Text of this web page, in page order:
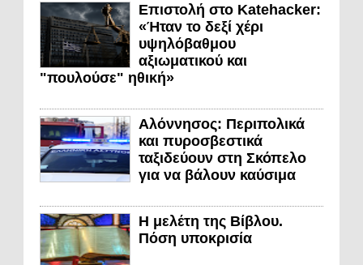
Επιστολή στο Katehacker:
«Ήταν το δεξί χέρι
υψηλόβαθμου
αξιωματικού και
"πουλούσε" ηθική»
Αλόννησος: Περιπολικά
και πυροσβεστικά
ταξιδεύουν στη Σκόπελο
για να βάλουν καύσιμα
Η μελέτη της Βίβλου.
Πόση υποκρισία